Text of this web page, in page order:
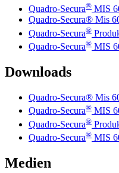
Quadro-Secura® MIS
Quadro-Secura® Mis
Quadro-Secura®
Quadro-Secura® MIS
Downloads
Quadro-Secura® Mis
Quadro-Secura® MIS
Quadro-Secura®
Quadro-Secura® MIS
Medien